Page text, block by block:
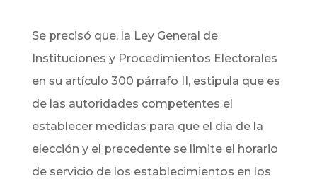
Se precisó que, la Ley General de
Instituciones y Procedimientos Electorales
en su artículo 300 párrafo II, estipula que es
de las autoridades competentes el
establecer medidas para que el día de la
elección y el precedente se limite el horario
de servicio de los establecimientos en los